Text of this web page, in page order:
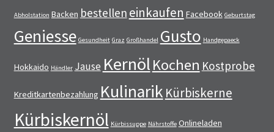
Abholstation Backen bestellen einkaufen Facebook Geburtstag
Geniesse Gesundheit Graz Großhandel Gusto Handgepaeck
Hokkaido Händler Jause KernölKochen Kostprobe
Kreditkartenbezahlung Kulinarik Kürbiskerne
Kürbiskernöl Kürbissuppe Nährstoffe Onlineladen